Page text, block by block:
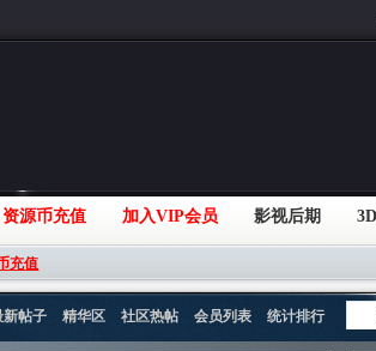
资源币充值 加入VIP会员 影视后期
充值
新帖子 精华区 社区热帖 会员列表 统计排行